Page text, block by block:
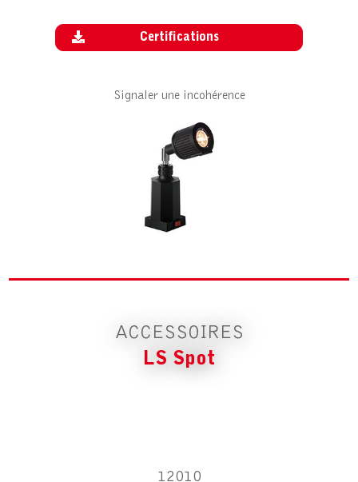
Certifications
Signaler une incohérence
ACCESSOIRES
LS Spot
12010
ACCESSOIRE POUR LS SPOT
PIED MAGN. 700N